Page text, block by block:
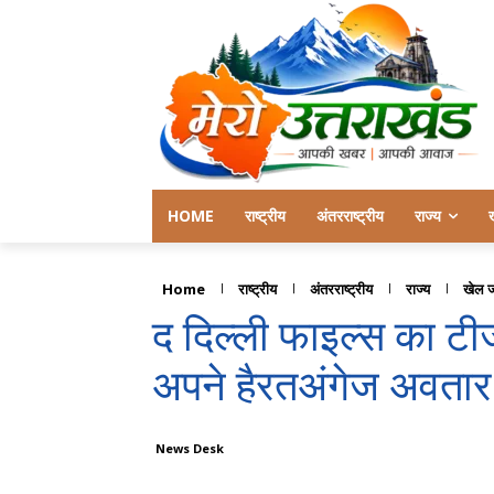
HOME राष्ट्रीय अंतरराष्ट्रीय राज्य
Home राष्ट्रीय अंतरराष्ट्रीय राज्य खेल
द दिल्ली फाइल्स का
अपने हैरतअंगेज अवतार
News Desk